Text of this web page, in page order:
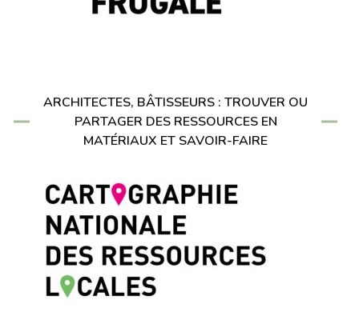
ARCHITECTES, BÂTISSEURS : TROUVER OU
PARTAGER DES RESSOURCES EN
MATÉRIAUX ET SAVOIR-FAIRE